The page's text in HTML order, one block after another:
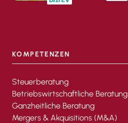
KOMPETENZEN
Steuerberatung
Betriebswirtschaftliche Beratung
Ganzheitliche Beratung
Mergers & Akquisitions (M&A)